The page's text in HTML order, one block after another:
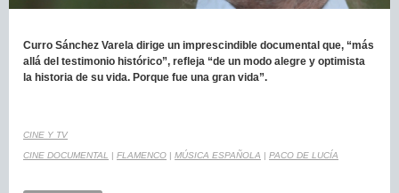
Curro Sánchez Varela dirige un imprescindible documental que, “más
allá del testimonio histórico”, refleja “de un modo alegre y optimista
la historia de su vida. Porque fue una gran vida”.
CINE Y TV
CINE DOCUMENTAL | FLAMENCO | MÚSICA ESPAÑOLA | PACO DE LUCÍA